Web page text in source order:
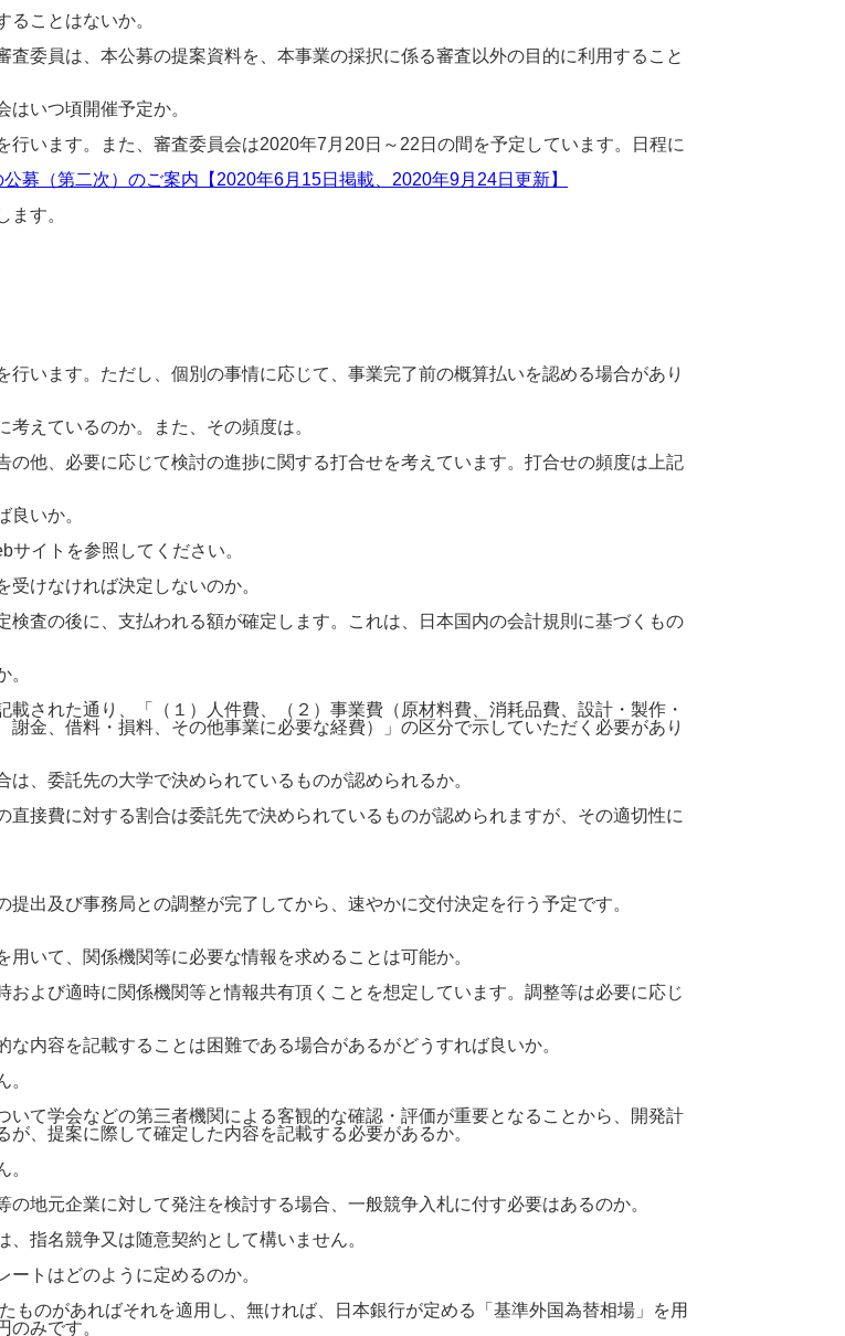
ことはないか。
委員は、本公募の提案資料を、本事業の採択に係る審査以外の目的に利用すること
いつ頃開催予定か。
います。また、審査委員会は2020年7月20日～22日の間を予定しています。日程に
募（第二次）のご案内【2020年6月15日掲載、2020年9月24日更新】
す。
います。ただし、個別の事情に応じて、事業完了前の概算払いを認める場合があり
えているのか。また、その頻度は。
他、必要に応じて検討の進捗に関する打合せを考えています。打合せの頻度は上記
いか。
イトを参照してください。
けなければ決定しないのか。
査の後に、支払われる額が確定します。これは、日本国内の会計規則に基づくもの
された通り、「（１）人件費、（２）事業費（原材料費、消耗品費、設計・製作・
金、借料・損料、その他事業に必要な経費）」の区分で示していただく必要があり
、委託先の大学で決められているものが認められるか。
接費に対する割合は委託先で決められているものが認められますが、その適切性に
出及び事務局との調整が完了してから、速やかに交付決定を行う予定です。
いて、関係機関等に必要な情報を求めることは可能か。
よび適時に関係機関等と情報共有頂くことを想定しています。調整等は必要に応じ
内容を記載することは困難である場合があるがどうすれば良いか。
て学会などの第三者機関による客観的な確認・評価が重要となることから、開発計
、提案に際して確定した内容を記載する必要があるか。
地元企業に対して発注を検討する場合、一般競争入札に付す必要はあるのか。
指名競争又は随意契約として構いません。
トはどのように定めるのか。
のがあればそれを適用し、無ければ、日本銀行が定める「基準外国為替相場」を用
みです。